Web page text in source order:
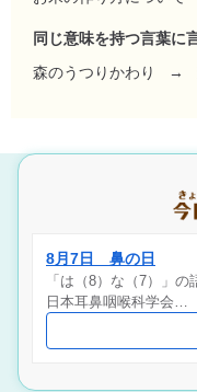
同じ意味を持つ言葉に
森のうつりかわり
→
8月7日 鼻の日
「は（8）な（7）」
日本耳鼻咽喉科学会…